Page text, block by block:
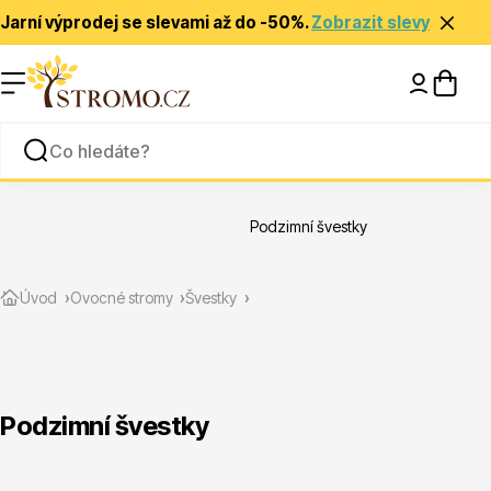
Jarní výprodej se slevami až do -50%.Zobrazit slevy
Rady a tipy
Úvod Ovocné stromy Švestky
Podzimní švestky
Podzimní švestky